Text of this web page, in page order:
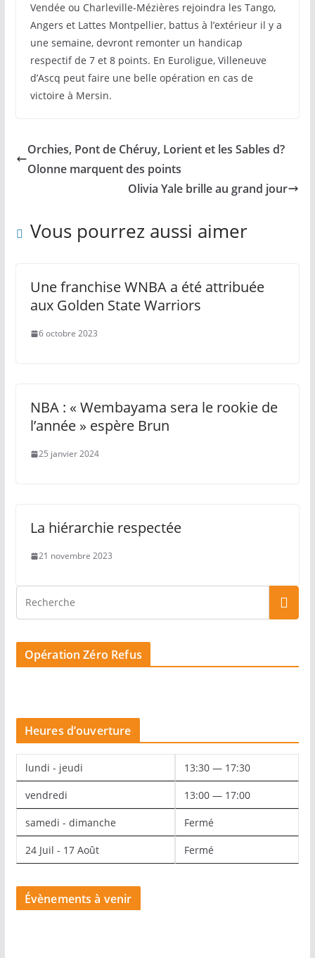
Vendée ou Charleville-Mézières rejoindra les Tango,
Angers et Lattes Montpellier, battus à l’extérieur il y a
une semaine, devront remonter un handicap
respectif de 7 et 8 points. En Euroligue, Villeneuve
d’Ascq peut faire une belle opération en cas de
victoire à Mersin.
Orchies, Pont de Chéruy, Lorient et les Sables d?
Olonne marquent des points
Olivia Yale brille au grand jour
Vous pourrez aussi aimer
Une franchise WNBA a été attribuée
aux Golden State Warriors
6 octobre 2023
NBA : « Wembayama sera le rookie de
l’année » espère Brun
25 janvier 2024
La hiérarchie respectée
21 novembre 2023
Opération Zéro Refus
Heures d’ouverture
lundi - jeudi 13:30 — 17:30
vendredi 13:00 — 17:00
samedi - dimanche Fermé
24 Juil - 17 Août Fermé
Évènements à venir